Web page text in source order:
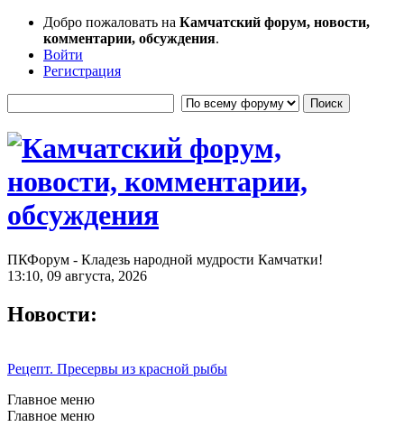
Добро пожаловать на Камчатский форум, новости,
комментарии, обсуждения.
Войти
Регистрация
ПКФорум - Кладезь народной мудрости Камчатки!
13:10, 09 августа, 2026
Новости:
Рецепт. Пресервы из красной рыбы
Главное меню
Главное меню